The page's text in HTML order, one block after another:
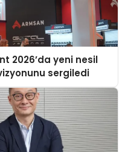
2026’da yeni nesil
sergiledi